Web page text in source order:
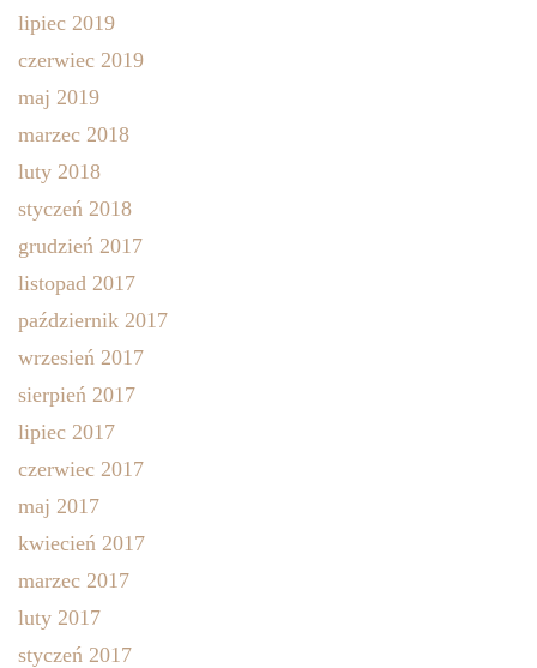
lipiec 2019
czerwiec 2019
maj 2019
marzec 2018
luty 2018
styczeń 2018
grudzień 2017
listopad 2017
październik 2017
wrzesień 2017
sierpień 2017
lipiec 2017
czerwiec 2017
maj 2017
kwiecień 2017
marzec 2017
luty 2017
styczeń 2017